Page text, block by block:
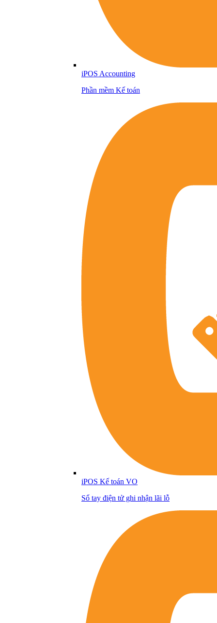
iPOS Accounting
Phần mềm Kế toán
iPOS Kế toán VO
Sổ tay điện tử ghi nhận lãi lỗ